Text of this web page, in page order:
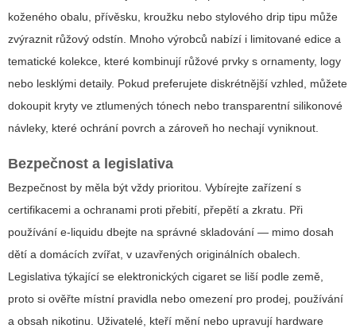
koženého obalu, přívěsku, kroužku nebo stylového drip tipu může
zvýraznit růžový odstín. Mnoho výrobců nabízí i limitované edice a
tematické kolekce, které kombinují růžové prvky s ornamenty, logy
nebo lesklými detaily. Pokud preferujete diskrétnější vzhled, můžete
dokoupit kryty ve ztlumených tónech nebo transparentní silikonové
návleky, které ochrání povrch a zároveň ho nechají vyniknout.
Bezpečnost a legislativa
Bezpečnost by měla být vždy prioritou. Vybírejte zařízení s
certifikacemi a ochranami proti přebití, přepětí a zkratu. Při
používání e-liquidu dbejte na správné skladování — mimo dosah
dětí a domácích zvířat, v uzavřených originálních obalech.
Legislativa týkající se elektronických cigaret se liší podle země,
proto si ověřte místní pravidla nebo omezení pro prodej, používání
a obsah nikotinu. Uživatelé, kteří mění nebo upravují hardware